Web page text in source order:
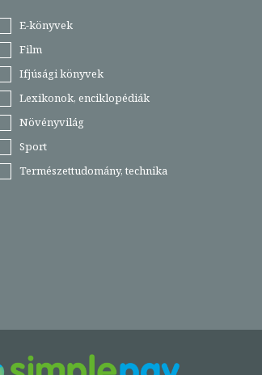
E-könyvek
Film
Ifjúsági könyvek
Lexikonok, enciklopédiák
Növényvilág
Sport
Természettudomány, technika